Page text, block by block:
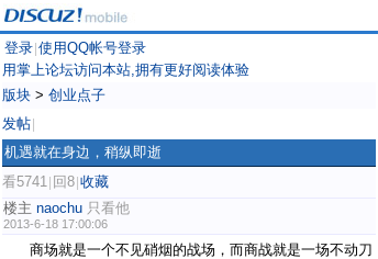
登录 使用QQ帐号登录
用掌上论坛访问本站,拥有更好阅读体验
版块 > 创业点子
发帖
机遇就在身边，稍纵即逝
看5741 回8 收藏
楼主 naochu 只看他
2013-6-18 17:00:06
商场就是一个不见硝烟的战场，而商战就是一场不动刀